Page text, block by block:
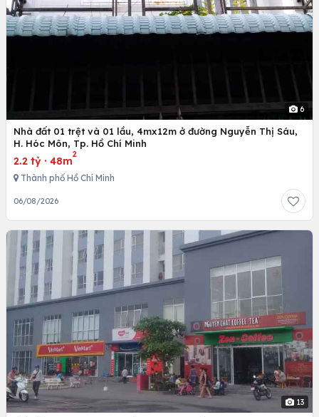
6
Nhà đất 01 trệt và 01 lầu, 4mx12m ở đường Nguyễn Thị Sáu,
H. Hóc Môn, Tp. Hồ Chí Minh
2.2 tỷ · 48m
2
Thành phố Hồ Chí Minh
06/08/2026
13